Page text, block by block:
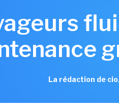
La rédaction de cio,